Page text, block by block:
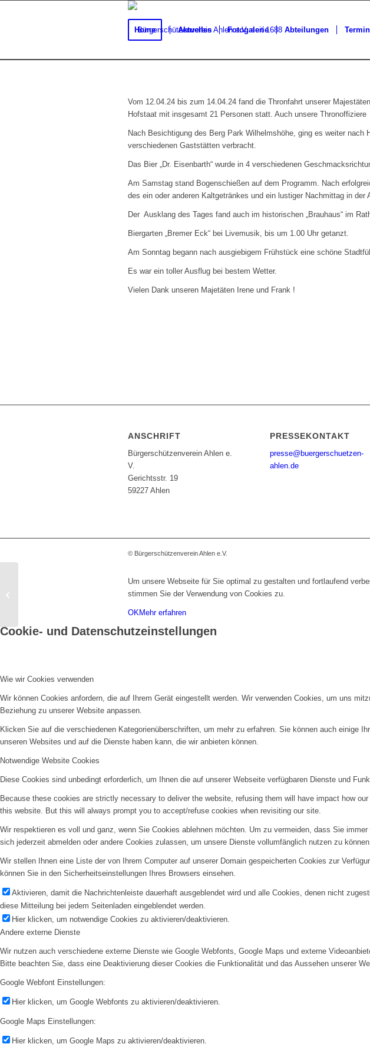
Home Aktuelles Fotogalerie Abteilungen
Vom 12.04.24 bis zum 14.04.24 fand die Thronfahrt unserer
Hofstaat mit insgesamt 21 Personen statt. Auch unsere
Nach Besichtigung des Berg Park Wilhelmshöhe, ging es weiter nach
verschiedenen Gaststätten verbracht.
Das Bier „Dr. Eisenbarth“ wurde in 4 verschiedenen
Am Samstag stand Bogenschießen auf dem Programm. Nach
des ein oder anderen Kaltgetränkes und ein lustiger Nachmittag in der
Der Ausklang des Tages fand auch im historischen „Brauhaus“ im
Biergarten „Bremer Eck“ bei Livemusik, bis um 1.00 Uhr getanzt.
Am Sonntag begann nach ausgiebigem Frühstück eine schöne
Es war ein toller Ausflug bei bestem Wetter.
Vielen Dank unseren Majetäten Irene und Frank !
ANSCHRIFT
Bürgerschützenverein Ahlen e.
V.
Gerichtsstr. 19
59227 Ahlen
PRESSEKONTAKT
presse@buergerschuetzen-
ahlen.de
© Bürgerschützenverein Ahlen e.V.
Um unsere Webseite für Sie optimal zu gestalten und fortlaufend
stimmen Sie der Verwendung von Cookies zu.
OK Mehr erfahren
Cookie- und Datenschutzeinstellungen
Wie wir Cookies verwenden
Wir können Cookies anfordern, die auf Ihrem Gerät eingestellt werden. Wir verwenden Cookies, um uns
Beziehung zu unserer Website anpassen.
Klicken Sie auf die verschiedenen Kategorienüberschriften, um mehr zu erfahren. Sie können auch einige
unseren Websites und auf die Dienste haben kann, die wir anbieten können.
Notwendige Website Cookies
Diese Cookies sind unbedingt erforderlich, um Ihnen die auf unserer Webseite verfügbaren Dienste und
Because these cookies are strictly necessary to deliver the website, refusing them will have impact how
this website. But this will always prompt you to accept/refuse cookies when revisiting our site.
Wir respektieren es voll und ganz, wenn Sie Cookies ablehnen möchten. Um zu vermeiden, dass Sie
sich jederzeit abmelden oder andere Cookies zulassen, um unsere Dienste vollumfänglich nutzen zu
Wir stellen Ihnen eine Liste der von Ihrem Computer auf unserer Domain gespeicherten Cookies zur
können Sie in den Sicherheitseinstellungen Ihres Browsers einsehen.
Aktivieren, damit die Nachrichtenleiste dauerhaft ausgeblendet wird und alle Cookies, denen nicht
diese Mitteilung bei jedem Seitenladen eingeblendet werden.
Hier klicken, um notwendige Cookies zu aktivieren/deaktivieren.
Andere externe Dienste
Wir nutzen auch verschiedene externe Dienste wie Google Webfonts, Google Maps und externe
Bitte beachten Sie, dass eine Deaktivierung dieser Cookies die Funktionalität und das Aussehen unserer
Google Webfont Einstellungen:
Hier klicken, um Google Webfonts zu aktivieren/deaktivieren.
Google Maps Einstellungen:
Hier klicken, um Google Maps zu aktivieren/deaktivieren.